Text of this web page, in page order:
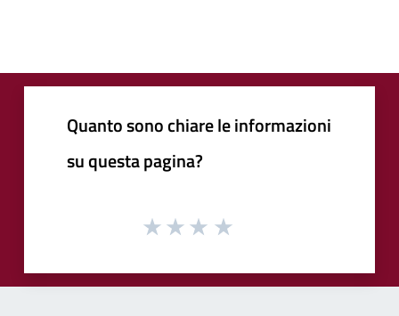
Quanto sono chiare le informazioni
su questa pagina?